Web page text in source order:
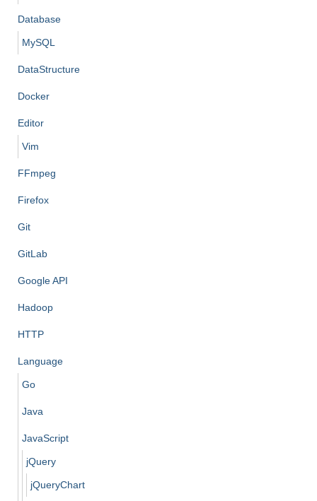
Database
MySQL
DataStructure
Docker
Editor
Vim
FFmpeg
Firefox
Git
GitLab
Google API
Hadoop
HTTP
Language
Go
Java
JavaScript
jQuery
jQueryChart